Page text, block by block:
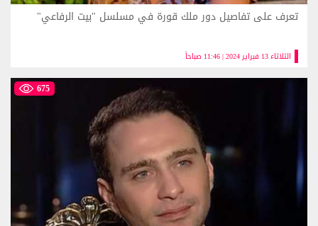
الثلاثاء 13 فبراير 2024 | 11:46 صباحاً
تعرف على تفاصيل دور ملك قورة في مسلسل "بيت الرفاعي"
675